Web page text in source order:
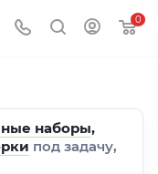
0
наборы,
под задачу,